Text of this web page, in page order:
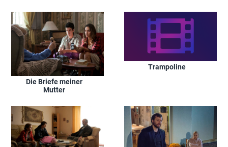
Die Briefe meiner
Mutter
Trampoline